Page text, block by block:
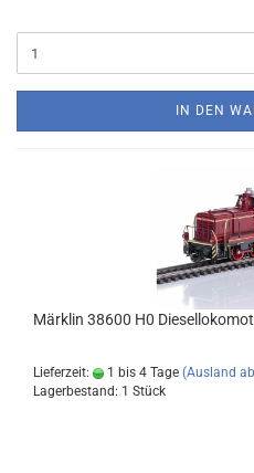
IN DEN
Märklin 38600 H0
Lieferzeit: 1 bis 4 Tage (Ausland
Lagerbestand: 1 Stück